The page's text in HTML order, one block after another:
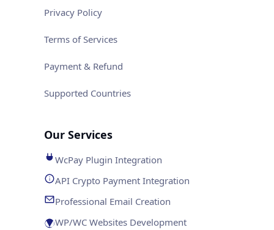
Privacy Policy
Terms of Services
Payment & Refund
Supported Countries
Our Services
WcPay Plugin Integration
API Crypto Payment Integration
Professional Email Creation
WP/WC Websites Development